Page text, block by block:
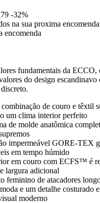
-32%
na sua proxima encomenda
encomenda
fundamentais da ECCO,
do design
de couro e têxtil
um clima interior perfeito
de molde anatômica
impermeável GORE-TEX
em tempo húmido
em couro com ECFS™ é
largura adicional
feminino de atacadores
e um detalhe costurado
moderno